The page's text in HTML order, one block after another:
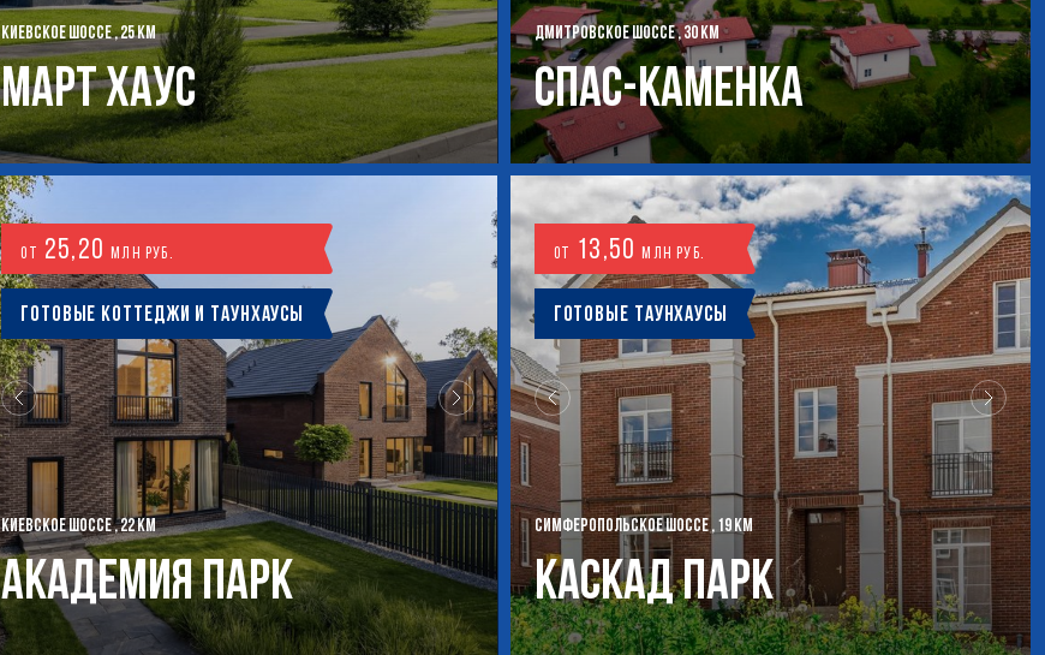
КИЕВСКОЕ ШОССЕ , 25 КМ
Март Хаус
ДМИТРОВСКОЕ ШОССЕ , 30 КМ
Спас-Каменка
от 25,20млн руб.
Готовые коттеджи и таунхаусы
КИЕВСКОЕ ШОССЕ , 22 КМ
Академия Парк
от 13,50млн руб.
Готовые таунхаусы
СИМФЕРОПОЛЬСКОЕ ШОССЕ , 19 КМ
Каскад Парк